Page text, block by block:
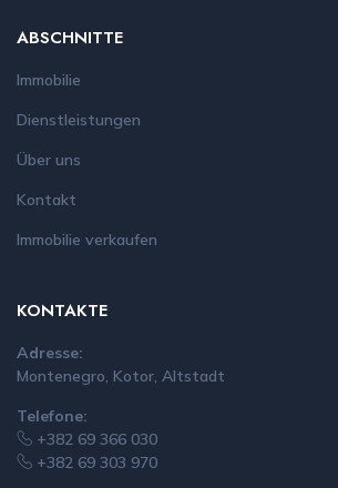
ABSCHNITTE
Immobilie
Dienstleistungen
Über uns
Kontakt
Immobilie verkaufen
KONTAKTE
Adresse:
Montenegro, Kotor, Altstadt
Telefone:
+382 69 366 030
+382 69 303 970